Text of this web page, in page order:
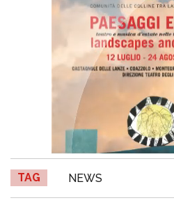
TAG NEWS